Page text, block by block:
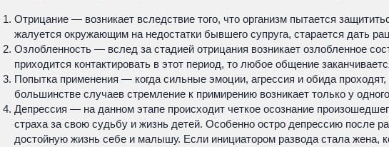
Отрицание — возникает вследствие того, что организм пытается
жалуется окружающим на недостатки бывшего супруга, старается дать
Озлобленность — вслед за стадией отрицания возникает озлобленное
приходится контактировать в этот период, то любое общение
Попытка применения — когда сильные эмоции, агрессия и обида
большинстве случаев стремление к примирению возникает только у
Депрессия — на данном этапе происходит четкое осознание
страха за свою судьбу и жизнь детей. Особенно остро депрессию после
достойную жизнь себе и малышу. Если инициатором развода стала жена,